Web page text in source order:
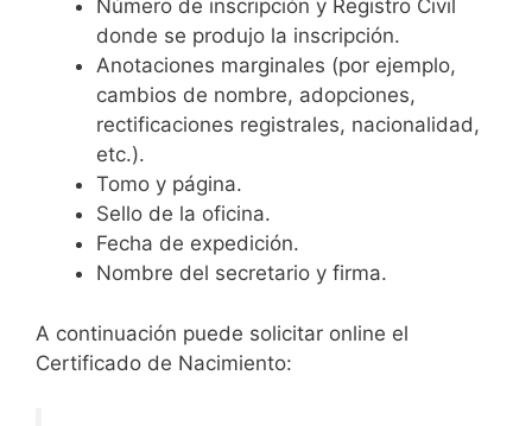
Número de inscripción y Registro Civil
donde se produjo la inscripción.
Anotaciones marginales (por ejemplo,
cambios de nombre, adopciones,
rectificaciones registrales, nacionalidad,
etc.).
Tomo y página.
Sello de la oficina.
Fecha de expedición.
Nombre del secretario y firma.
A continuación puede solicitar online el
Certificado de Nacimiento: